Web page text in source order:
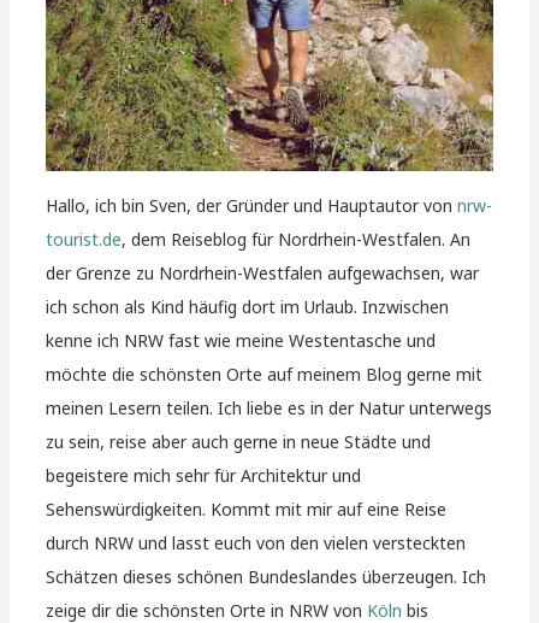
Hallo, ich bin Sven, der Gründer und Hauptautor vonnrw-
tourist.de, dem Reiseblog für Nordrhein-Westfalen. An
der Grenze zu Nordrhein-Westfalen aufgewachsen, war
ich schon als Kind häufig dort im Urlaub. Inzwischen
kenne ich NRW fast wie meine Westentasche und
möchte die schönsten Orte auf meinem Blog gerne mit
meinen Lesern teilen. Ich liebe es in der Natur unterwegs
zu sein, reise aber auch gerne in neue Städte und
begeistere mich sehr für Architektur und
Sehenswürdigkeiten. Kommt mit mir auf eine Reise
durch NRW und lasst euch von den vielen versteckten
Schätzen dieses schönen Bundeslandes überzeugen. Ich
zeige dir die schönsten Orte in NRW von Köln bis